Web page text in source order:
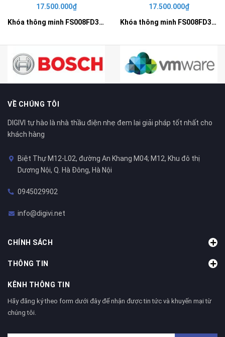
17.500.000₫
Khóa thông minh FS008FD3D-SV
17.500.000₫
Khóa thông minh FS008FD3D-BS
VỀ CHÚNG TÔI
DIGIVI tự hào là nhà thầu điện nhẹ đem lại giải pháp tốt nhất cho
khách hàng
Biệt Thự M12-L02, đường An Khang M04; M12, Khu đô thị
Dương Nội, Q. Hà Đông, Hà Nội
0945029902
info@digivi.net
CHÍNH SÁCH
THÔNG TIN
KÊNH THÔNG TIN
Hãy đăng ký theo form dưới đây để nhận được tin tức và khuyến mại từ
chúng tôi.